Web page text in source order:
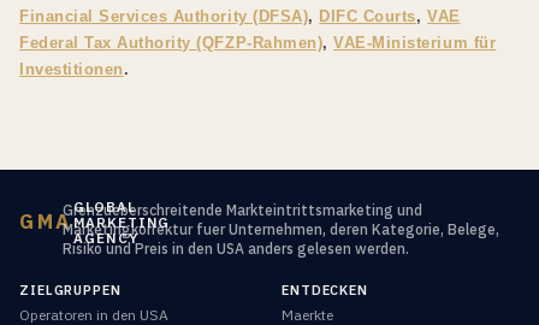
Financial Services Authority (DFSA), DIFC Courts,VAE
Federal Tax Authority (QFZP-Rahmen),VAE-Ministerium für
Investitionen .
GMA
GLOBAL
MARKETING
AGENCY
Grenzueberschreitende Markteintrittsmarketing und
Marketingkorrektur fuer Unternehmen, deren Kategorie, Belege,
Risiko und Preis in den USA anders gelesen werden.
ZIELGRUPPEN
Operatoren in den USA
ENTDECKEN
Maerkte